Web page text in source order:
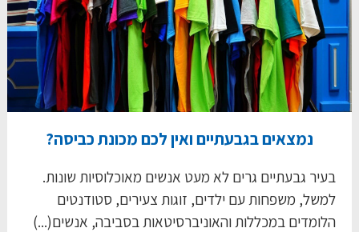
נמצאים בגבעתיים ואין לכם מכונת כביסה?
בעיר גבעתיים גרים לא מעט אנשים מאוכלוסיות שונות.
למשל, משפחות עם ילדים, זוגות צעירים, סטודנטים
הלומדים במכללות והאוניברסיטאות בסביבה, אנשים(...)